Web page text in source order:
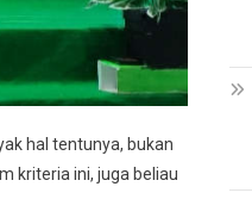
hal tentunya, bukan
kriteria ini, juga beliau